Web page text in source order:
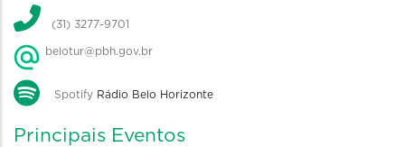
(31) 3277-9701
belotur@pbh.gov.br
Spotify Rádio Belo Horizonte
Principais Eventos